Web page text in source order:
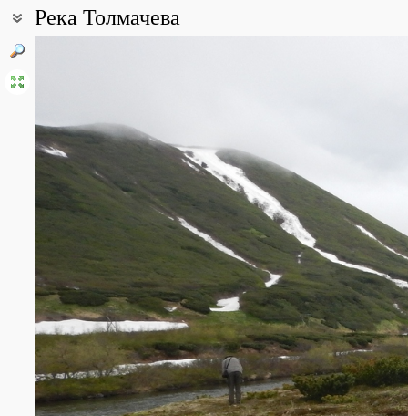
Река Толмачева
Среднегодовой расход воды — достигает 7,7 м³/с.
Берёт начало на западных склонах горы Шпиль[3], впадает в
реки находится в сейсмической и вулканической области.
реке построен каскад небольших ГЭС, в результате чего
на правом берегу находится урочище Толмачёвская Тундра.
Имеет притоки Сухая Толмачёва, Левая Толмачёва и Правая
притоком ручьём Врезанный.
По берегам реки Толмачёва преобладает ольховый и